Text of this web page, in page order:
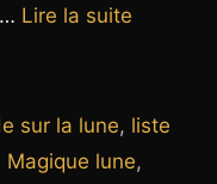
Lire la suite
sur la lune, liste
Magique lune,